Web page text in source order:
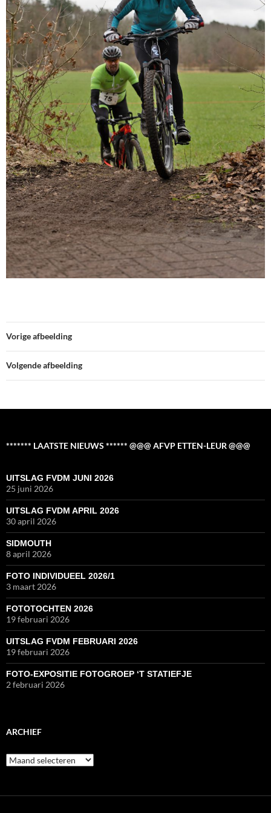
Vorige afbeelding
Volgende afbeelding
******* LAATSTE NIEUWS ****** @@@ AFVP ETTEN-LEUR @@@
UITSLAG FVDM JUNI 2026
25 juni 2026
UITSLAG FVDM APRIL 2026
30 april 2026
SIDMOUTH
8 april 2026
FOTO INDIVIDUEEL 2026/1
3 maart 2026
FOTOTOCHTEN 2026
19 februari 2026
UITSLAG FVDM FEBRUARI 2026
19 februari 2026
FOTO-EXPOSITIE FOTOGROEP ‘T STATIEFJE
2 februari 2026
ARCHIEF
Archief